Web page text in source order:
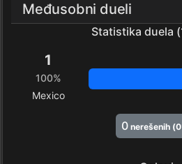
Međusobni dueli
Statistika duela
1
100%
Mexico
0 nerešenih